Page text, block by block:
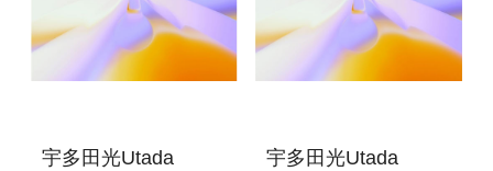
宇多田光Utada
宇多田光Utada